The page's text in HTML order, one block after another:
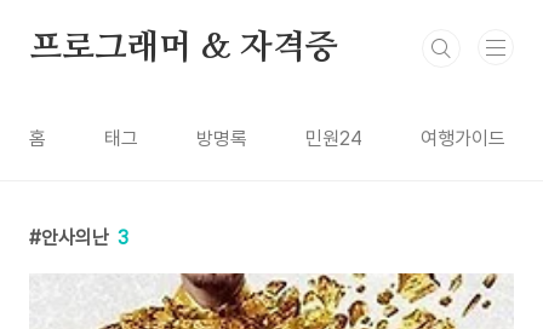
프로그래머 & 자격증
홈 태그 방명록 민원24 여행가이드
안사의난 3